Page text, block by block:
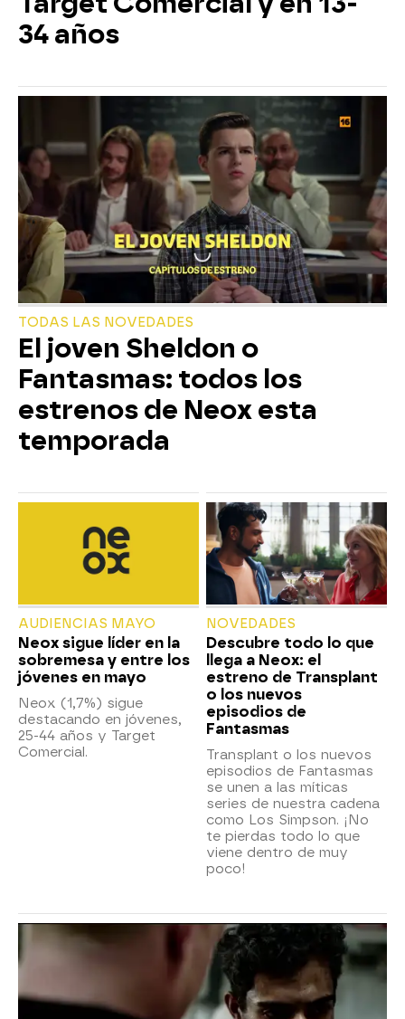
34 años
TODAS LAS NOVEDADES
El joven Sheldon o
Fantasmas: todos los
estrenos de Neox esta
temporada
AUDIENCIAS MAYO
Neox sigue líder en la
sobremesa y entre los
jóvenes en mayo
Neox (1,7%) sigue
destacando en jóvenes,
25-44 años y Target
Comercial.
NOVEDADES
Descubre todo lo que
llega a Neox: el
estreno de Transplant
o los nuevos
episodios de
Fantasmas
Transplant o los nuevos
episodios de Fantasmas
se unen a las míticas
series de nuestra cadena
como Los Simpson. ¡No
te pierdas todo lo que
viene dentro de muy
poco!